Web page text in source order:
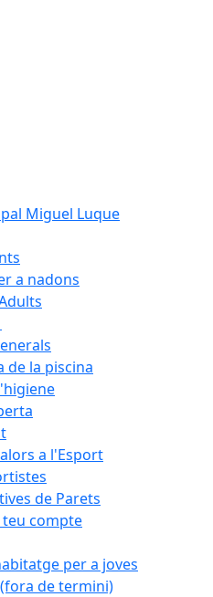
Miguel Luque
a nadons
de la piscina
a l'Esport
de Parets
teu compte
per a joves
(fora de termini)